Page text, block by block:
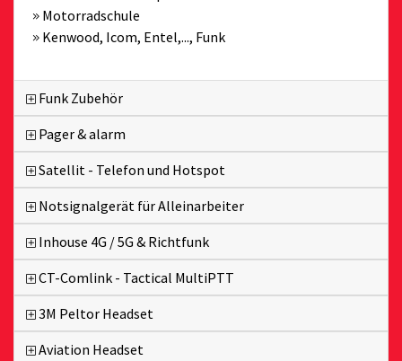
Motorradschule
Kenwood, Icom, Entel,..., Funk
Funk Zubehör
Pager & alarm
Satellit - Telefon und Hotspot
Notsignalgerät für Alleinarbeiter
Inhouse 4G / 5G & Richtfunk
CT-Comlink - Tactical MultiPTT
3M Peltor Headset
Aviation Headset